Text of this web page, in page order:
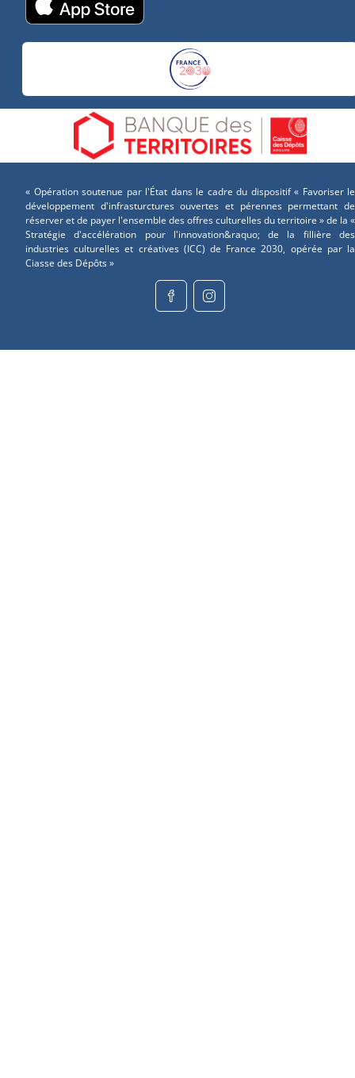
« Opération soutenue par l'État dans le cadre du dispositif « Favoriser le
développement d'infrasturctures ouvertes et pérennes permettant de
réserver et de payer l'ensemble des offres culturelles du territoire » de la «
Stratégie d'accélération pour l'innovation&raquo; de la fillière des
industries culturelles et créatives (ICC) de France 2030, opérée par la
Ciasse des Dépôts »